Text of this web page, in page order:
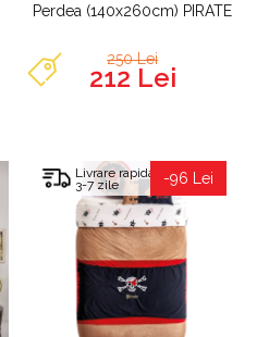
Perdea (140x260cm) PIRATE
250 Lei
212 Lei
Livrare rapida
3-7 zile -96 Lei